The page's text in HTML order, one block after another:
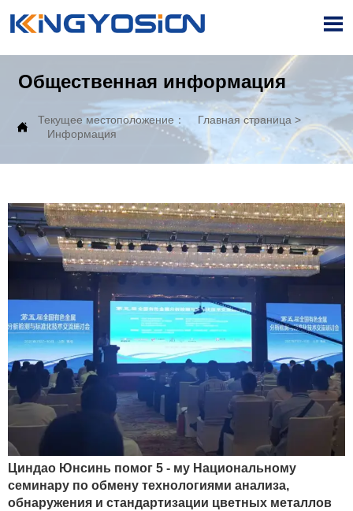

Общественная информация

Текущее местоположение： Главная страница >
Информация
Циндао Юнсинь помог 5 - му Национальному
семинару по обмену технологиями анализа,
обнаружения и стандартизации цветных металлов